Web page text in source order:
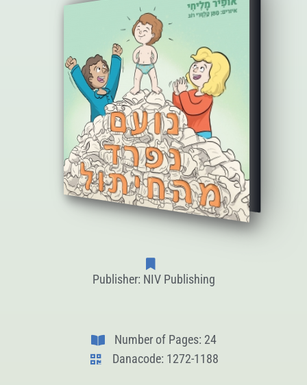
Publisher: NIV Publishing
Number of Pages: 24
Danacode: 1272-1188